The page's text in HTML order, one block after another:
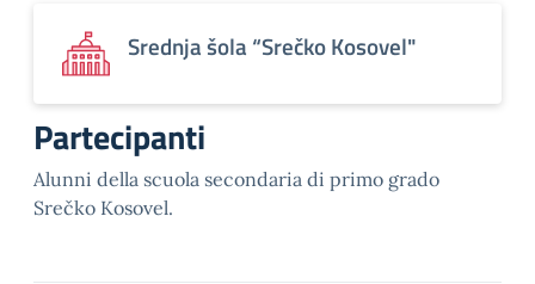
Srednja šola “Srečko Kosovel"
Partecipanti
Alunni della scuola secondaria di primo grado
Srečko Kosovel.